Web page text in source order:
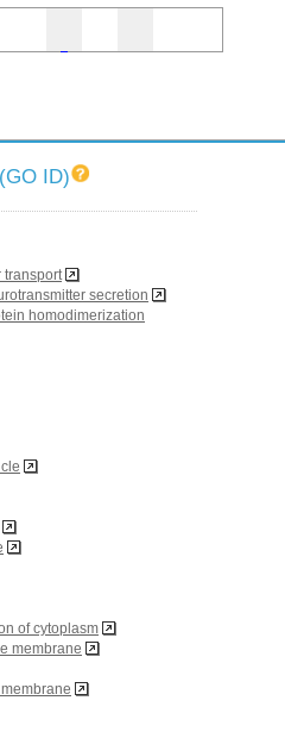
ID)
transport
secretion
homodimerization
of cytoplasm
membrane